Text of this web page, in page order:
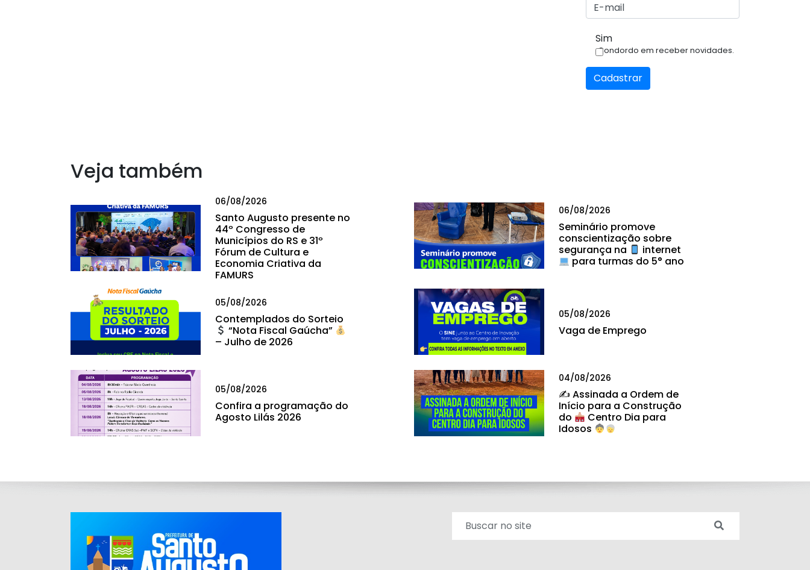
Sim
Condordo em receber novidades.
Cadastrar
Veja também
06/08/2026
Santo Augusto presente no
44º Congresso de
Municípios do RS e 31º
Fórum de Cultura e
Economia Criativa da
FAMURS
06/08/2026
Seminário promove
conscientização sobre
segurança na
internet
para turmas do 5° ano
05/08/2026
Contemplados do Sorteio
“Nota Fiscal Gaúcha”
– Julho de 2026
05/08/2026
Vaga de Emprego
05/08/2026
Confira a programação do
Agosto Lilás 2026
04/08/2026
✍ Assinada a Ordem de
Início para a Construção
do
Centro Dia para
Idosos